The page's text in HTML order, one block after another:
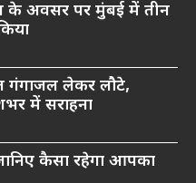
के अवसर पर मुंबई में तीन
गंगाजल लेकर लौटे,
में सराहना
कैसा रहेगा आपका